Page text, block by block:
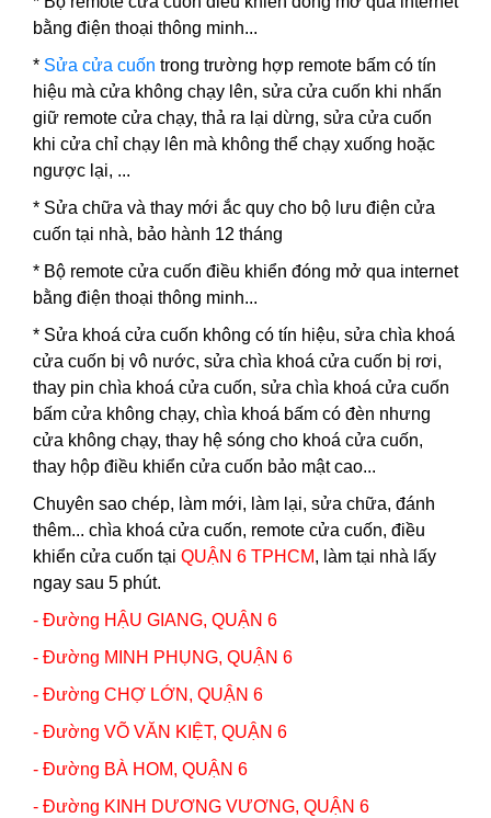
bằng điện thoại thông minh...
* Sửa cửa cuốn trong trường hợp remote bấm có tín
hiệu mà cửa không chạy lên, sửa cửa cuốn khi nhấn
giữ remote cửa chạy, thả ra lại dừng, sửa cửa cuốn
khi cửa chỉ chạy lên mà không thể chạy xuống hoặc
ngược lại, ...
* Sửa chữa và thay mới ắc quy cho bộ lưu điện cửa
cuốn tại nhà, bảo hành 12 tháng
* Bộ remote cửa cuốn điều khiển đóng mở qua internet
bằng điện thoại thông minh...
* Sửa khoá cửa cuốn không có tín hiệu, sửa chìa khoá
cửa cuốn bị vô nước, sửa chìa khoá cửa cuốn bị rơi,
thay pin chìa khoá cửa cuốn, sửa chìa khoá cửa cuốn
bấm cửa không chạy, chìa khoá bấm có đèn nhưng
cửa không chạy, thay hệ sóng cho khoá cửa cuốn,
thay hộp điều khiển cửa cuốn bảo mật cao...
Chuyên sao chép, làm mới, làm lại, sửa chữa, đánh
thêm... chìa khoá cửa cuốn, remote cửa cuốn, điều
khiển cửa cuốn tại QUẬN 6 TPHCM, làm tại nhà lấy
ngay sau 5 phút.
- Đường HẬU GIANG, QUẬN 6
- Đường MINH PHỤNG, QUẬN 6
- Đường CHỢ LỚN, QUẬN 6
- Đường VÕ VĂN KIỆT, QUẬN 6
- Đường BÀ HOM, QUẬN 6
- Đường KINH DƯƠNG VƯƠNG, QUẬN 6